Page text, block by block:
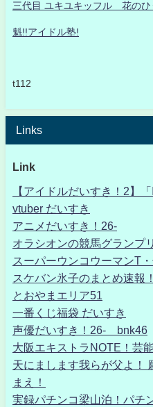
三代目 ユキユキッフル 花のひ
魁!!アイドル塾!
t112
Links
Link
【アイドルだいすき！2】
vtuber だいすき
アニメだいすき！26-
オラシオンの競馬グランプリ
スーパーウンコウーマンT・
スケバン氷子のまとめ速報！
とおやまエリア51
一番くじ福袋 だいすき
声優だいすき！26- bnk46
大阪エキストラNOTE！芸
天にまします我らが父よ！
まえ！
実録パチンコ梁山泊！パチ